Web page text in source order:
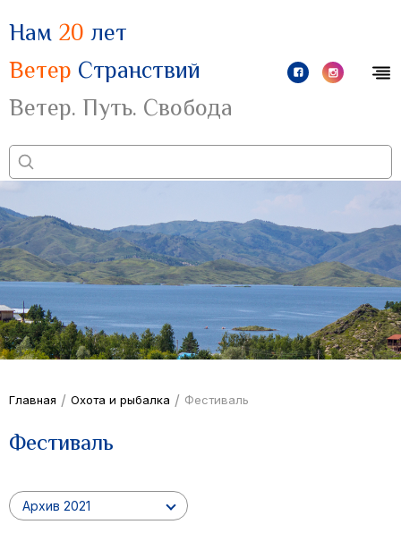
Нам 20 лет
Ветер Странствий
Ветер. Путь. Свобода
Главная / Охота и рыбалка / Фестиваль
Фестиваль
Архив 2021